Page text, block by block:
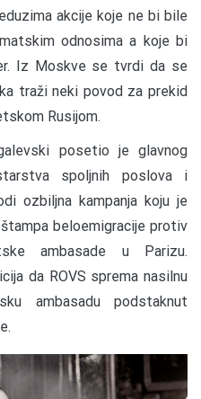
akcije koje ne bi bile
odnosima a koje bi
Iz Moskve se tvrdi da se
traži neki povod za prekid
Rusijom.
posetio je glavnog
spoljnih poslova i
ozbiljna kampanja koju je
beloemigracije protiv
ambasade u Parizu.
da ROVS sprema nasilnu
ambasadu podstaknut